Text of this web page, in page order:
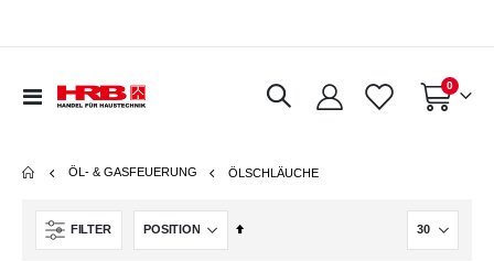
Navigation
Warenkorb
0Artikel
ÖL- & GASFEUERUNG ÖLSCHLÄUCHE
FILTER
In